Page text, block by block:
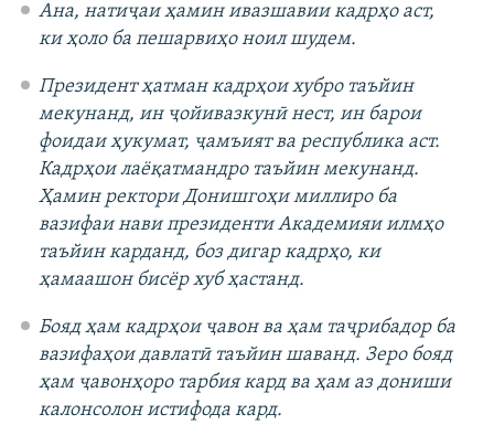
Ана, натиҷаи ҳамин ивазшавии кадрҳо аст,
ки ҳоло ба пешарвиҳо ноил шудем.
Президент ҳатман кадрҳои хубро таъйин
мекунанд, ин ҷойивазкунӣ нест, ин барои
фоидаи ҳукумат, ҷамъият ва республика аст.
Кадрҳои лаёқатмандро таъйин мекунанд.
Ҳамин ректори Донишгоҳи миллиро ба
вазифаи нави президенти Академияи илмҳо
таъйин карданд, боз дигар кадрҳо, ки
ҳамаашон бисёр хуб ҳастанд.
Бояд ҳам кадрҳои ҷавон ва ҳам таҷрибадор ба
вазифаҳои давлатӣ таъйин шаванд. Зеро бояд
ҳам ҷавонҳоро тарбия кард ва ҳам аз дониши
калонсолон истифода кард.